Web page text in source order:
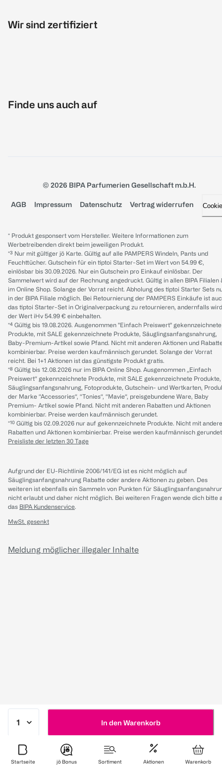
In den Warenkorb
Wir sind zertifiziert
Finde uns auch auf
© 2026 BIPA Parfumerien Gesellschaft m.b.H.
AGB Impressum Datenschutz Vertrag widerrufen
* Produkt gesponsert vom Hersteller. Weitere Informationen zum
Werbetreibenden direkt beim jeweiligen Produkt.
*³ Nur mit gültiger jö Karte. Gültig auf alle PAMPERS Windeln, Pants und
Feuchttücher. Gutschein für ein tiptoi Starter-Set im Wert von 54.99 €,
einlösbar bis 30.09.2026. Nur ein Gutschein pro Einkauf einlösbar. Der
Sammelwert wird auf der Rechnung angedruckt. Gültig in allen BIPA Filialen
im Online Shop. Solange der Vorrat reicht. Abholung des tiptoi Starter Sets
in der BIPA Filiale möglich. Bei Retournierung der PAMPERS Einkäufe ist
das tiptoi Starter-Set in Originalverpackung zu retournieren, andernfalls wird
der Wert iHv 54.99 € einbehalten.
*⁴ Gültig bis 19.08.2026. Ausgenommen "Einfach Preiswert" gekennzeichnete
Produkte, mit SALE gekennzeichnete Produkte, Säuglingsanfangsnahrung,
Baby-Premium-Artikel sowie Pfand. Nicht mit anderen Aktionen und
kombinierbar. Preise werden kaufmännisch gerundet. Solange der Vorrat
reicht. Bei 1+1 Aktionen ist das günstigste Produkt gratis.
*⁸ Gültig bis 12.08.2026 nur im BIPA Online Shop. Ausgenommen „Einfach
Preiswert“ gekennzeichnete Produkte, mit SALE gekennzeichnete Produkte,
Säuglingsanfangsnahrung, Fotoprodukte, Gutschein- und Wertkarten,
der Marke “Accessories“, “Tonies“, “Mavie“, preisgebundene Ware, Baby
Premium- Artikel sowie Pfand. Nicht mit anderen Rabatten und Aktionen
kombinierbar. Preise werden kaufmännisch gerundet.
*¹⁰ Gültig bis 02.09.2026 nur auf gekennzeichnete Produkte. Nicht mit
Rabatten und Aktionen kombinierbar. Preise werden kaufmännisch
Preisliste der letzten 30 Tage
Aufgrund der EU-Richtlinie 2006/141/EG ist es nicht möglich auf
Säuglingsanfangsnahrung Rabatte oder andere Aktionen zu geben. Des
weiteren ist ebenfalls ein Sammeln von Punkten für
nicht erlaubt und daher nicht möglich. Bei weiteren Fragen wende dich bitte
das BIPA Kundenservice.
MwSt. gesenkt
Meldung möglicher illegaler Inhalte
Startseite jö Bonus Sortiment Aktionen Warenkorb